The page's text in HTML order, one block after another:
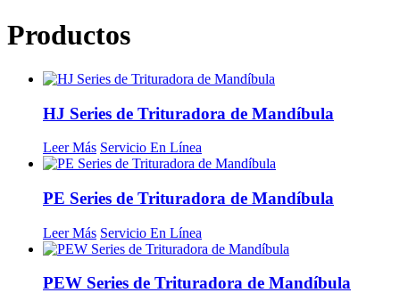
Productos
HJ Series de Trituradora de Mandíbula
Leer Más Servicio En Línea
PE Series de Trituradora de Mandíbula
Leer Más Servicio En Línea
PEW Series de Trituradora de Mandíbula